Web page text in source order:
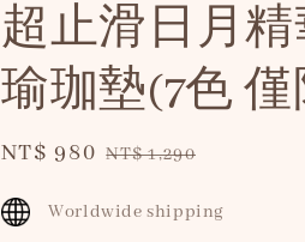
超止滑日月
瑜珈墊(7色
Sale
NT$ 980 Regular
NT$ 1,290
Worldwide shipping